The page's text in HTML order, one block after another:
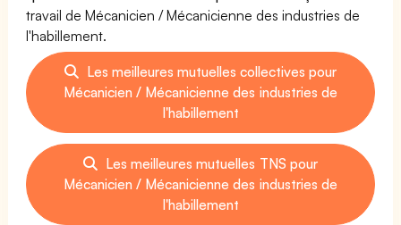
travail de Mécanicien / Mécanicienne des industries de
l'habillement.
Les meilleures mutuelles collectives pour
Mécanicien / Mécanicienne des industries de
l'habillement
Les meilleures mutuelles TNS pour
Mécanicien / Mécanicienne des industries de
l'habillement